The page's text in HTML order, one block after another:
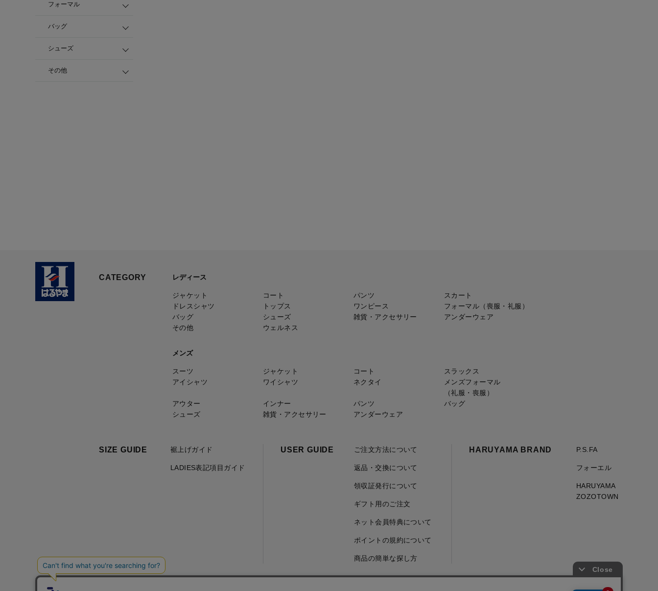
フォーマル
バッグ
シューズ
その他
CATEGORY レディース
ジャケット コート パンツ
スカート
ドレスシャツ
トップス ワンピース
フォーマル（喪服・礼服）
バッグ
シューズ 雑貨・アクセサリー
アンダーウェア
その他
ウェルネス
メンズ
スーツ ジャケット コート
スラックス
アイシャツ
ワイシャツ ネクタイ
メンズフォーマル
（礼服・喪服）
アウター
インナー パンツ
バッグ
シューズ
雑貨・アクセサリー アンダーウェア
SIZE GUIDE 裾上げガイド
LADIES表記項目ガイド
USER GUIDE ご注文方法について
返品・交換について
領収証発行について
ギフト用のご注文
ネット会員特典について
ポイントの規約について
商品の簡単な探し方
HARUYAMA BRAND P.S.FA
フォーエル
HARUYAMA
ZOZOTOWN